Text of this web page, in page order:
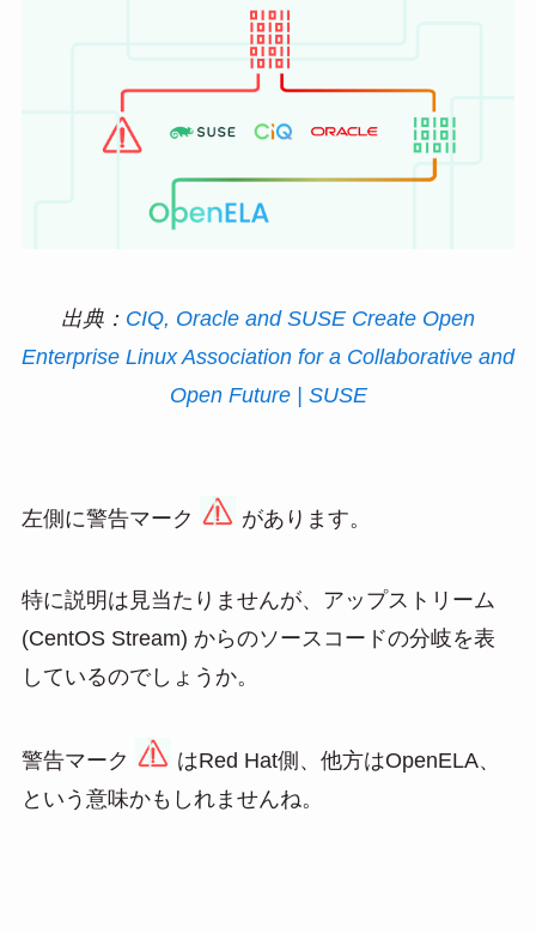
出典： CIQ, Oracle and SUSE Create Open
Enterprise Linux Association for a Collaborative and
Open Future | SUSE
左側に警告マーク があります。
特に説明は見当たりませんが、アップストリーム
(CentOS Stream) からのソースコードの分岐を表
しているのでしょうか。
警告マーク
はRed Hat側、他方はOpenELA、
という意味かもしれませんね。